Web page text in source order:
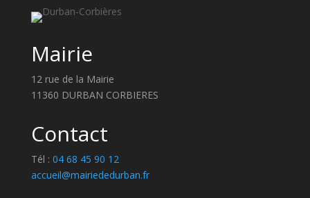
Mairie
12 rue de la Mairie
11360 DURBAN CORBIERES
Contact
Tél : 04 68 45 90 12
accueil@mairiededurban.fr